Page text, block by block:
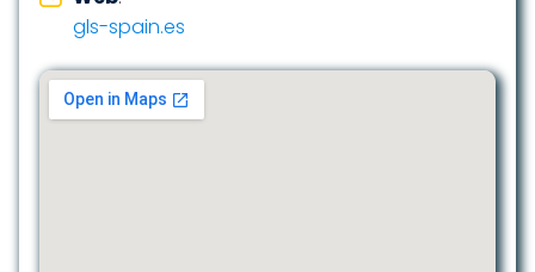
gls-spain.es